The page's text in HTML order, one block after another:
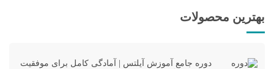
بهترین محصولات
دوره جامع آموزش آیلتس | آمادگی کامل برای موفقیت